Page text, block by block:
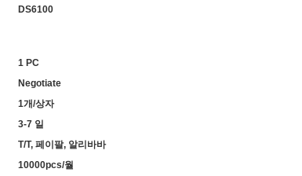
DS6100
1 PC
Negotiate
1개/상자
3-7 일
T/T, 페이팔, 알리바바
10000pcs/월